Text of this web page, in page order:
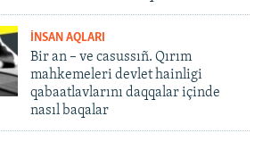
İNSAN AQLARI
Bir an – ve casussıñ. Qırım
mahkemeleri devlet hainligi
qabaatlavlarını daqqalar içinde
nasıl baqalar